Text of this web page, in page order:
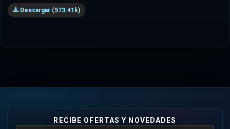
Descargar (573.41k)
RECIBE OFERTAS Y NOVEDADES